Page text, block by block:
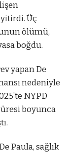
Üç
ölümü,
boğdu.
yapan De
nedeniyle
NYPD
boyunca
Paula, sağlık